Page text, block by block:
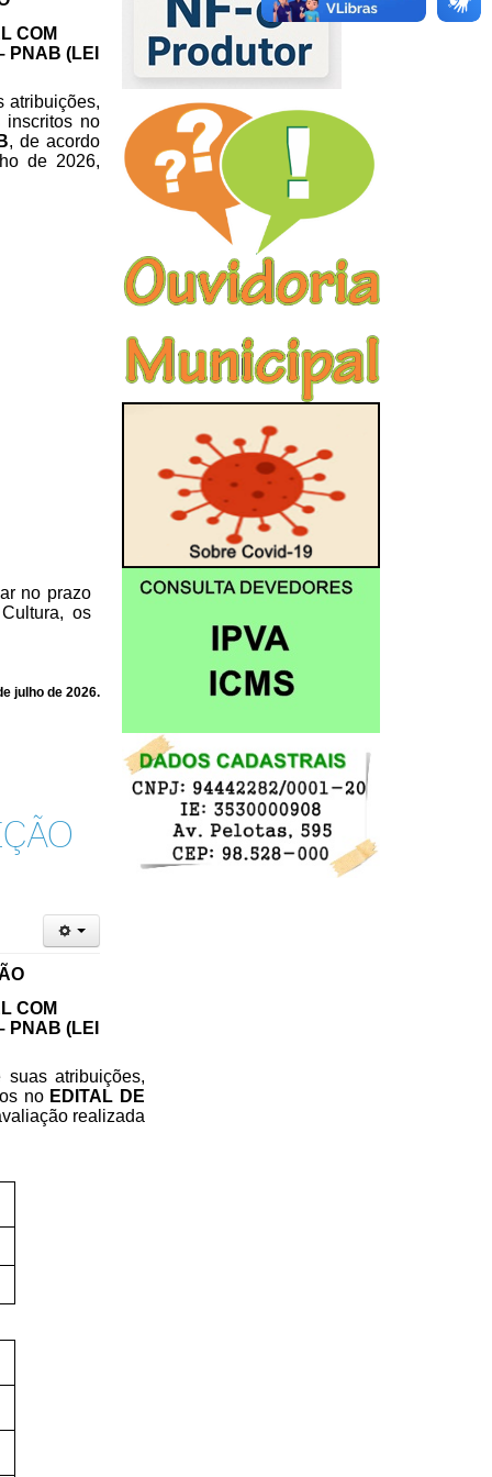
COM
PNAB (LEI
atribuições,
inscritos no
, de acordo
de 2026,
no prazo
os
julho de 2026.
COM
PNAB (LEI
atribuições,
no EDITAL DE
realizada